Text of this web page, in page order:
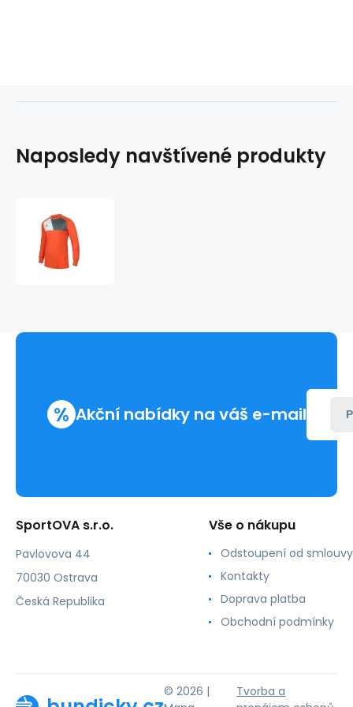
Naposledy navštívené produkty
-
% Akční nabídky na váš e-mail
SportOVA s.r.o.
Pavlovova 44
70030 Ostrava
Česká Republika
Vše o nákupu
Odstoupení od smlouvy
Kontakty
Doprava platba
Obchodní podmínky
© 2026 |
Tvorba a